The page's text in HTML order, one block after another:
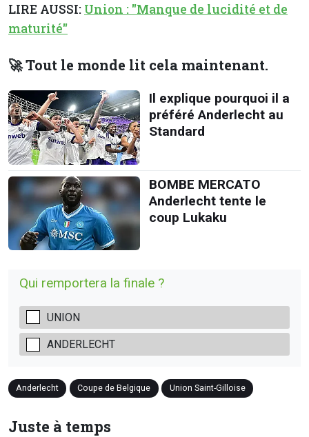
LIRE AUSSI: Union : "Manque de lucidité et de
maturité"
🚀 Tout le monde lit cela maintenant.
Il explique pourquoi il a
préféré Anderlecht au
Standard
BOMBE MERCATO
Anderlecht tente le
coup Lukaku
Qui remportera la finale ?
UNION
ANDERLECHT
Anderlecht Coupe de Belgique Union Saint-Gilloise
Juste à temps